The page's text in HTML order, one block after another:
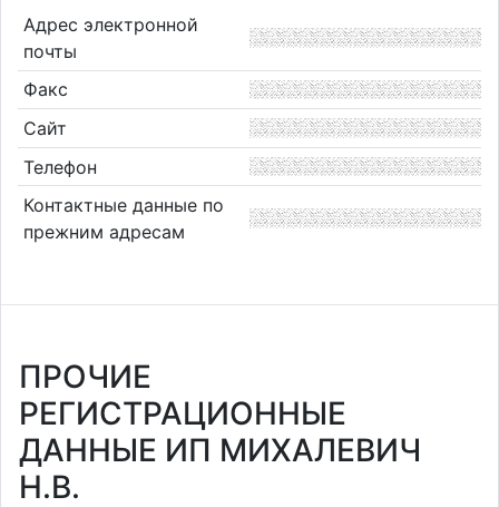
Адрес электронной
почты
Факс
Сайт
Телефон
Контактные данные по
прежним адресам
ПРОЧИЕ
РЕГИСТРАЦИОННЫЕ
ДАННЫЕ ИП МИХАЛЕВИЧ
Н.В.